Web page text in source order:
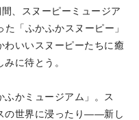
、スヌーピーミュージア
「ふかふかスヌーピー」
いいスヌーピーたちに癒
に待とう。
かミュージアム」。ス
の世界に浸ったり——新し